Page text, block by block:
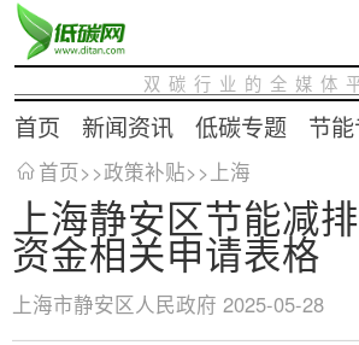
双碳行业的全媒体
首页 新闻资讯 低碳专题 节
首页>>政策补贴>> 上海
上海静安区节能减
资金相关申请表格
上海市静安区人民政府 2025-05-28